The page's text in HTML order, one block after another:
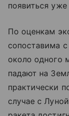
появиться
По оценкам
сопоставима
около одного
падают на
практически
случае с